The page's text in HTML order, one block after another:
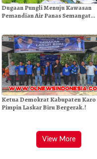
Dugaan Pungli Menuju Kawasan
Pemandian Air Panas Semangat
Ketua Demokrat Kabupaten Karo
Pimpin Laskar Biru Bergerak.!
View More